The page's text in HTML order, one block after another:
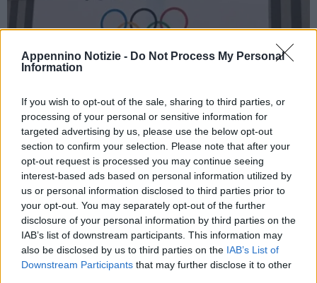
Appennino Notizie - Do Not Process My Personal
Information
If you wish to opt-out of the sale, sharing to third parties, or
processing of your personal or sensitive information for
targeted advertising by us, please use the below opt-out
section to confirm your selection. Please note that after your
opt-out request is processed you may continue seeing
interest-based ads based on personal information utilized by
us or personal information disclosed to third parties prior to
your opt-out. You may separately opt-out of the further
disclosure of your personal information by third parties on the
IAB’s list of downstream participants. This information may
also be disclosed by us to third parties on the IAB’s List of
Downstream Participants that may further disclose it to other
TOKYO (GIAPPONE) (ITALPRESS) – Toshiro Muto non
esclude la cancellazione all’ultimora delle Olimpiadi di Tokyo2020
a causa del Covid-19. Ci sono stati altri 10 casi di nuovo
Coronavirus nelle ultime 24 ore, portando il numero totale delle
persone contagiate a 68; un allarme che il capo organizzatore dei
Giochi Estivi giapponesi non solo non trascura ma anzi tiene
decisamente d’occhio, ammettendo anche la possibilità, in
extremis, di annullare la rassegna a cinque cerchi. Alla domanda,
in conferenza stampa, se i Giochi, che dovrebbero aprirsi